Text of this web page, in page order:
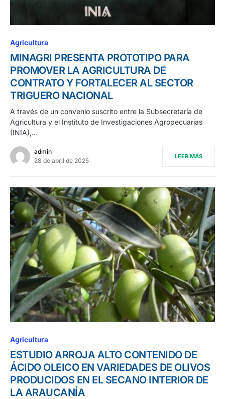
Agricultura
MINAGRI PRESENTA PROTOTIPO PARA
PROMOVER LA AGRICULTURA DE
CONTRATO Y FORTALECER AL SECTOR
TRIGUERO NACIONAL
A través de un convenio suscrito entre la Subsecretaría de
Agricultura y el Instituto de Investigaciones Agropecuarias
(INIA),…
admin
28 de abril de 2025
LEER MÁS
Agricultura
ESTUDIO ARROJA ALTO CONTENIDO DE
ÁCIDO OLEICO EN VARIEDADES DE OLIVOS
PRODUCIDOS EN EL SECANO INTERIOR DE
LA ARAUCANÍA